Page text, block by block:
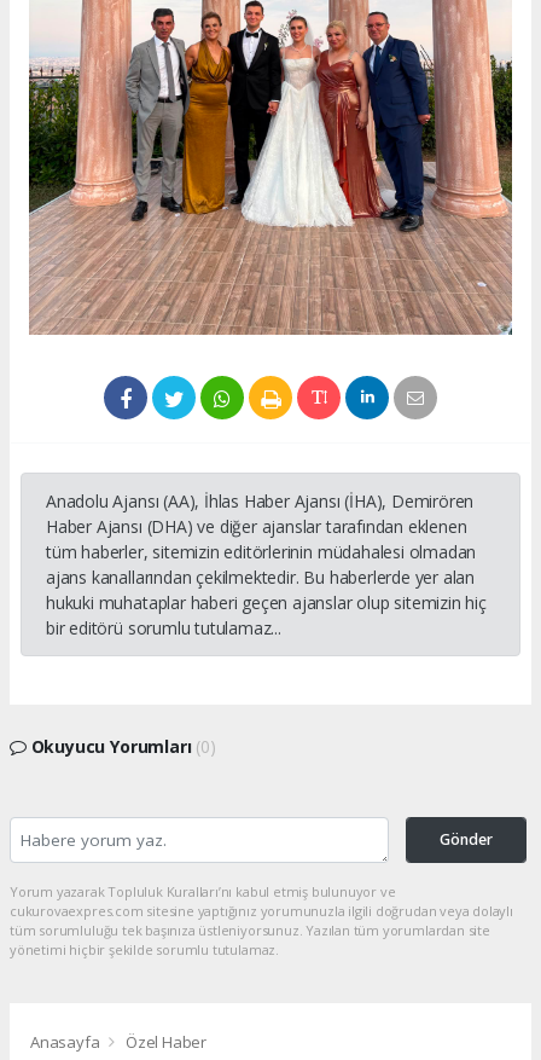
Anadolu Ajansı (AA), İhlas Haber Ajansı (İHA), Demirören
Haber Ajansı (DHA) ve diğer ajanslar tarafından eklenen
tüm haberler, sitemizin editörlerinin müdahalesi olmadan
ajans kanallarından çekilmektedir. Bu haberlerde yer alan
hukuki muhataplar haberi geçen ajanslar olup sitemizin hiç
bir editörü sorumlu tutulamaz...
Okuyucu Yorumları (0)
Gönder
Yorum yazarak Topluluk Kuralları’nı kabul etmiş bulunuyor ve
cukurovaexpres.com sitesine yaptığınız yorumunuzla ilgili doğrudan veya dolaylı
tüm sorumluluğu tek başınıza üstleniyorsunuz. Yazılan tüm yorumlardan site
yönetimi hiçbir şekilde sorumlu tutulamaz.
Anasayfa Özel Haber